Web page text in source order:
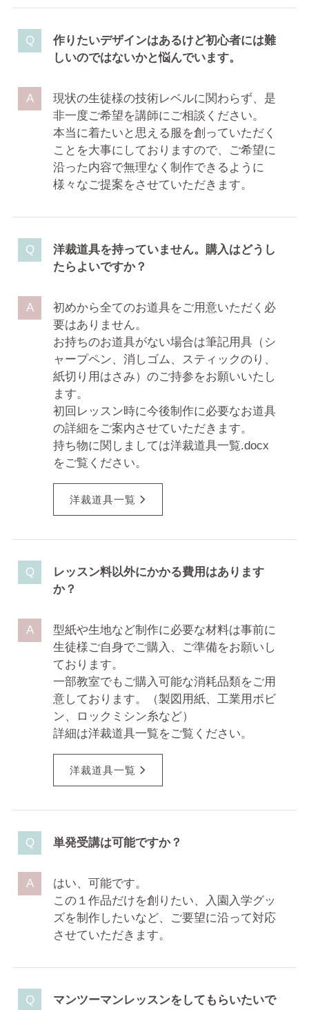
作りたいデザインはあるけど初心者には難
しいのではないかと悩んでいます。
現状の生徒様の技術レベルに関わらず、是
非一度ご希望を講師にご相談ください。
本当に着たいと思える服を創っていただく
ことを大事にしておりますので、ご希望に
沿った内容で無理なく制作できるように
様々なご提案をさせていただきます。
洋裁道具を持っていません。購入はどうし
たらよいですか？
初めから全てのお道具をご用意いただく必
要はありません。
お持ちのお道具がない場合は筆記用具（シ
ャープペン、消しゴム、スティックのり、
紙切り用はさみ）のご持参をお願いいたし
ます。
初回レッスン時に今後制作に必要なお道具
の詳細をご案内させていただきます。
持ち物に関しましては洋裁道具一覧.docx
をご覧ください。
洋裁道具一覧
レッスン料以外にかかる費用はあります
か？
型紙や生地など制作に必要な材料は事前に
生徒様ご自身でご購入、ご準備をお願いし
ております。
一部教室でもご購入可能な消耗品類をご用
意しております。（製図用紙、工業用ボビ
ン、ロックミシン糸など）
詳細は洋裁道具一覧をご覧ください。
洋裁道具一覧
単発受講は可能ですか？
はい、可能です。
この１作品だけを創りたい、入園入学グッ
ズを制作したいなど、ご要望に沿って対応
させていただきます。
マンツーマンレッスンをしてもらいたいで